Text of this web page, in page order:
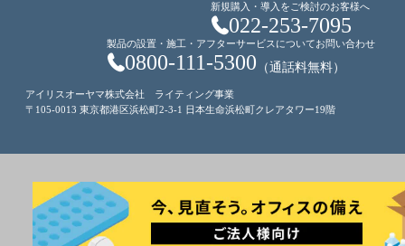
新規購入・導入をご検討のお客様へ
022-253-7095
製品の設置・施工・アフターサービスについてお問い合わせ
0800-111-5300 （通話料無料）
アイリスオーヤマ株式会社 ライティング事業
〒105-0013 東京都港区浜松町2-3-1 日本生命浜松町クレアタワー19階